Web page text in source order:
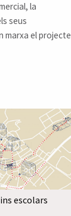
la
seus
marxa el projecte
escolars